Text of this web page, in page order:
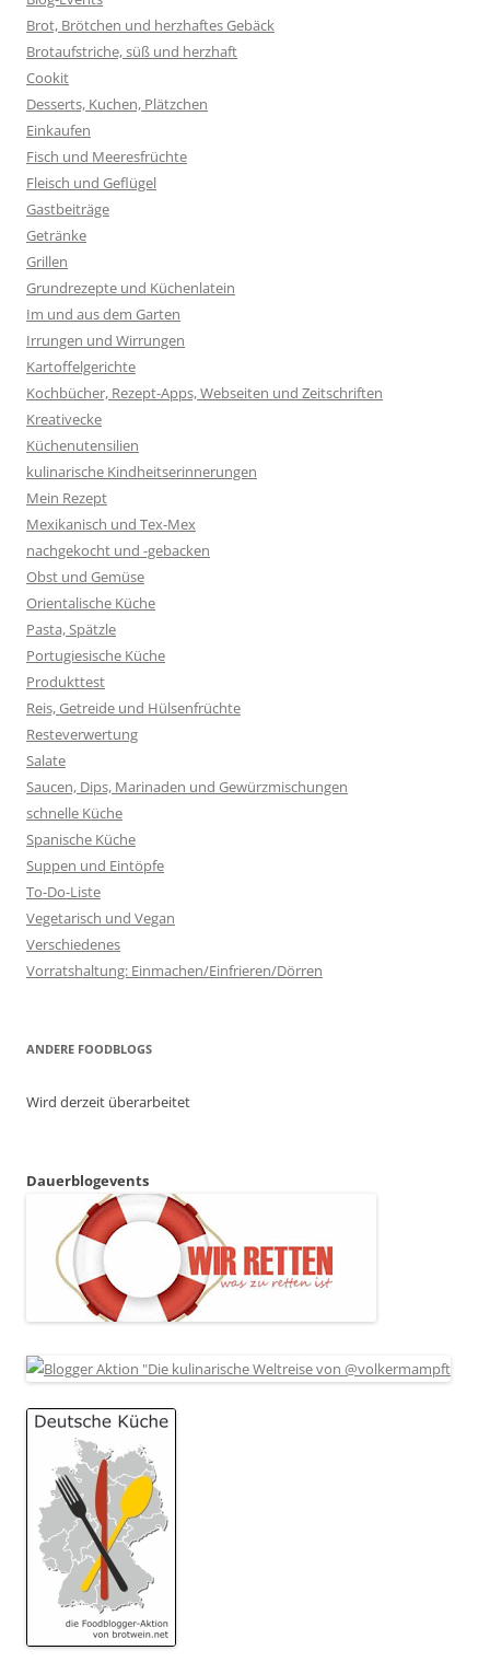
Brot, Brötchen und herzhaftes Gebäck
Brotaufstriche, süß und herzhaft
Cookit
Desserts, Kuchen, Plätzchen
Einkaufen
Fisch und Meeresfrüchte
Fleisch und Geflügel
Gastbeiträge
Getränke
Grillen
Grundrezepte und Küchenlatein
Im und aus dem Garten
Irrungen und Wirrungen
Kartoffelgerichte
Kochbücher, Rezept-Apps, Webseiten und Zeitschriften
Kreativecke
Küchenutensilien
kulinarische Kindheitserinnerungen
Mein Rezept
Mexikanisch und Tex-Mex
nachgekocht und -gebacken
Obst und Gemüse
Orientalische Küche
Pasta, Spätzle
Portugiesische Küche
Produkttest
Reis, Getreide und Hülsenfrüchte
Resteverwertung
Salate
Saucen, Dips, Marinaden und Gewürzmischungen
schnelle Küche
Spanische Küche
Suppen und Eintöpfe
To-Do-Liste
Vegetarisch und Vegan
Verschiedenes
Vorratshaltung: Einmachen/Einfrieren/Dörren
ANDERE FOODBLOGS
Wird derzeit überarbeitet
Dauerblogevents